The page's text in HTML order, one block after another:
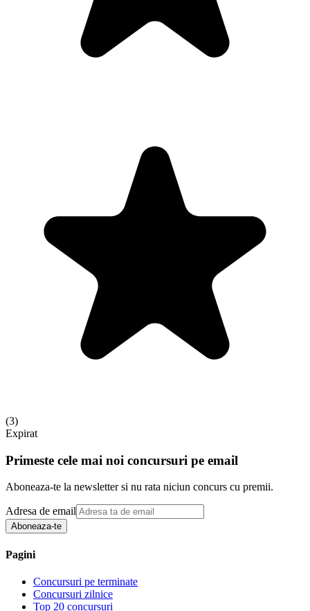
(3)
Expirat
Primeste cele mai noi concursuri pe email
Aboneaza-te la newsletter si nu rata niciun concurs cu premii.
Adresa de email
Aboneaza-te
Pagini
Concursuri pe terminate
Concursuri zilnice
Top 20 concursuri